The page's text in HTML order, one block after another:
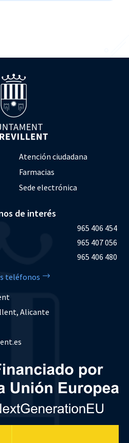
Atención ciudadana
Farmacias
Sede electrónica
de interés
965 406 454
965 407 056
965 406 480
teléfonos
Alicante